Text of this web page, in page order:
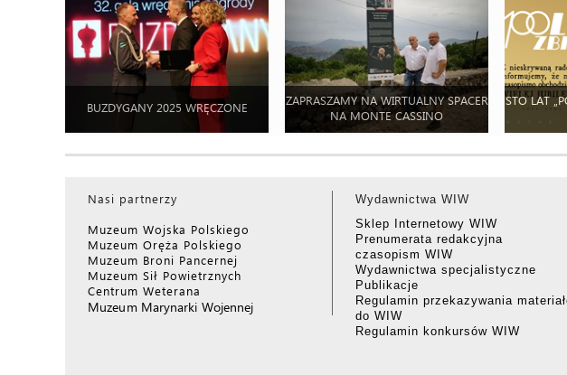
BUZDYGANY 2025 WRĘCZONE
ZAPRASZAMY NA WIRTUALNY SPACER
NA MONTE CASSINO
STO LAT
Nasi partnerzy
Muzeum Wojska Polskiego
Muzeum Oręża Polskiego
Muzeum Broni Pancernej
Muzeum Sił Powietrznych
Centrum Weterana
Muzeum Marynarki Wojennej
Wydawnictwa WIW
Sklep Internetowy WIW
Prenumerata redakcyjna
czasopism WIW
Wydawnictwa specjalistyczne
Publikacje
Regulamin przekazywania
do WIW
Regulamin konkursów WIW